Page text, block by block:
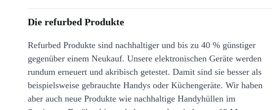
Die refurbed Produkte
Refurbed Produkte sind nachhaltiger und bis zu 40 % günstiger
gegenüber einem Neukauf. Unsere elektronischen Geräte werden
rundum erneuert und akribisch getestet. Damit sind sie besser als
beispielsweise gebrauchte Handys oder Küchengeräte. Wir haben
aber auch neue Produkte wie nachhaltige Handyhüllen im